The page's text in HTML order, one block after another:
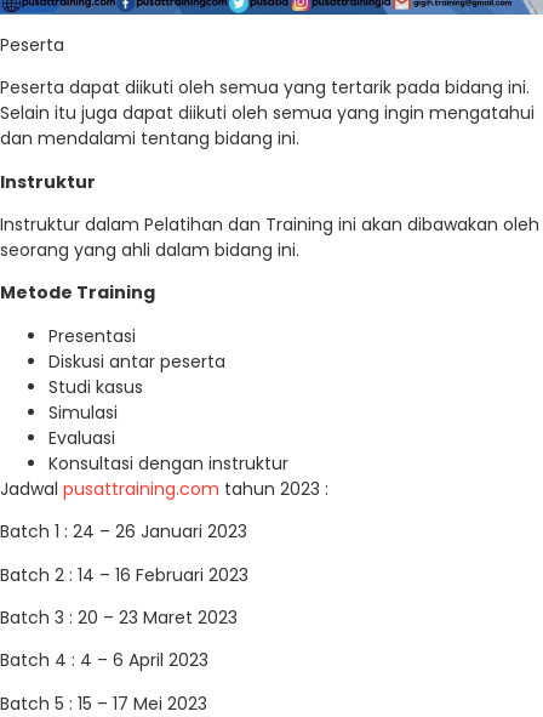
Peserta
Peserta dapat diikuti oleh semua yang tertarik pada bidang ini.
Selain itu juga dapat diikuti oleh semua yang ingin mengatahui
dan mendalami tentang bidang ini.
Instruktur
Instruktur dalam Pelatihan dan Training ini akan dibawakan oleh
seorang yang ahli dalam bidang ini.
Metode Training
Presentasi
Diskusi antar peserta
Studi kasus
Simulasi
Evaluasi
Konsultasi dengan instruktur
Jadwal pusattraining.com tahun 2023 :
Batch 1 : 24 – 26 Januari 2023
Batch 2 : 14 – 16 Februari 2023
Batch 3 : 20 – 23 Maret 2023
Batch 4 : 4 – 6 April 2023
Batch 5 : 15 – 17 Mei 2023